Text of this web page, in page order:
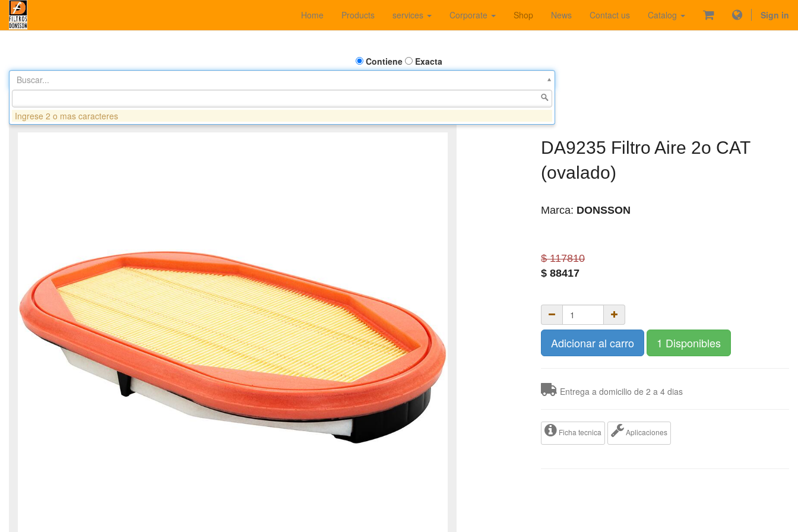
Home Products services Corporate Shop News Contact us Catalog Sign in
Contiene
Exacta
Buscar...
DA9235 Filtro Aire 2o CAT
(ovalado)
Marca: DONSSON
$ 117810
$ 88417
Adicionar al carro 1 Disponibles
Entrega a domicilio de 2 a 4 dias
Ficha tecnica Aplicaciones
Ingrese 2 o mas caracteres